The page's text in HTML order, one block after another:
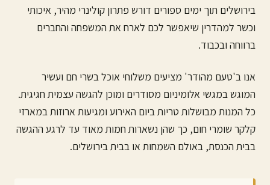
בירושלים תוך ימים ספורים דורש פתרון קולינרי מהיר, איכותי
וכשר למהדרין שיאפשר לכם לארח את המשפחה והחברים
ברווחה ובכבוד.
אנו ב'טעם מהודר' מציעים משלוחי אוכל בשרי חם ועשיר
המוגש במגשי אלומיניום מסודרים ומוכן להגשה עצמית חגיגית.
כל המנות מבושלות טריות ביום האירוע ומגיעות ארוזות במארזי
קלקר שומרי חום, כך שהן נשארות חמות מאוד עד לרגע ההגשה
בבית הכנסת, באולם השמחות או בבית בירושלים.